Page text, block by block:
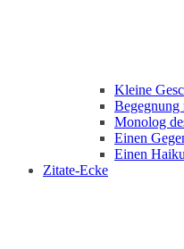
Kleine
Begegnung
Monolog
Einen
Einen
Zitate-Ecke